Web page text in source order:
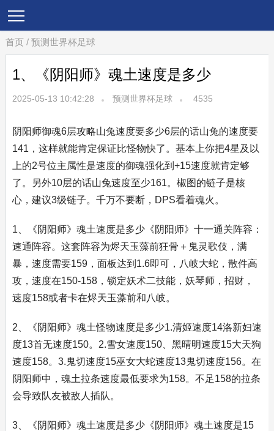
首页 / 预测世界杯足球
1、《阴阳师》魂土速度是多少
2025-05-13 10:42:28 预测世界杯足球 4535
阴阳师御魂6层攻略山兔速度要多少6层的话山兔的速度要
141，这样就能肯定保证比怪物快了。基本上你把4星及以
上的2号位主属性是速度的御魂强化到+15速度就肯定够
了。另外10层的话山兔速度至少161。椒图的链子是核
心，建议3级链子。千万不要断，DPS看着魂火。
1、《阴阳师》魂土速度是多少《阴阳师》十一通关阵容：
速通阵容。这套阵容为烬天玉藻前狂骨＋鬼灵歌伎，满
暴，速度需要159，面板达到1.6即可，八岐大蛇，散件高
攻，速度在150-158，锁定妖术二技能，妖琴师，招财，
速度158或者卡在烬天玉藻前和八岐。
2、《阴阳师》魂土怪物速度是多少1.清姬速度14洛新妇速
度13首无速度150。2.雪女速度150、黑晴明速度15大天狗
速度158。3.鬼切速度15巫女大蛇速度13鬼切速度156。在
阴阳师中，魂土拉条速度最低要求为158。不足158的拉条
会导致队友被敌人插队。
3、《阴阳师》魂土速度是多少《阴阳师》魂土速度是15